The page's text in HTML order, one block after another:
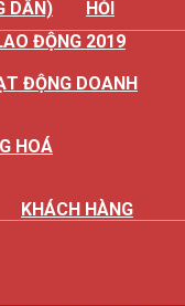
DẪN)
HỎI
ĐỘNG 2019
ĐỘNG DOANH
HOÁ
KHÁCH HÀNG